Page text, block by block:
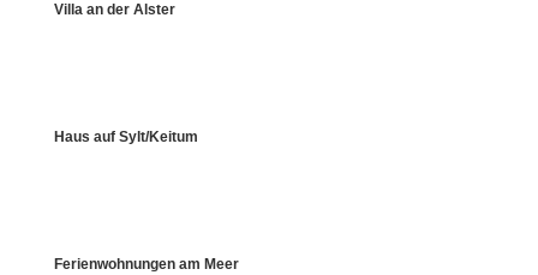
Villa an der Alster
Haus auf Sylt/Keitum
Ferienwohnungen am Meer